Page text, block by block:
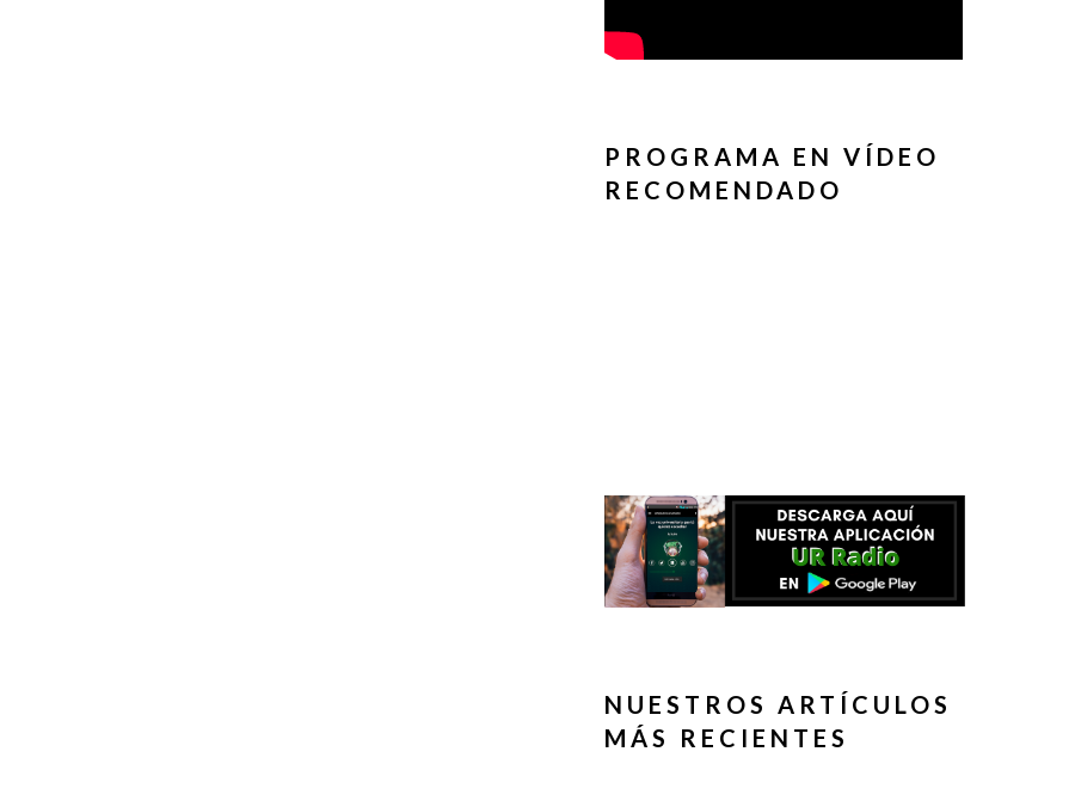
PROGRAMA EN VÍDEO
RECOMENDADO
NUESTROS ARTÍCULOS
MÁS RECIENTES